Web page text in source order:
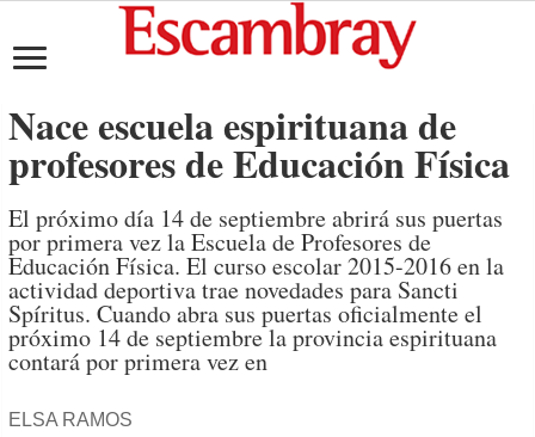
Nace escuela espirituana de
profesores de Educación Física
El próximo día 14 de septiembre abrirá sus puertas
por primera vez la Escuela de Profesores de
Educación Física. El curso escolar 2015-2016 en la
actividad deportiva trae novedades para Sancti
Spíritus. Cuando abra sus puertas oficialmente el
próximo 14 de septiembre la provincia espirituana
contará por primera vez en
ELSA RAMOS